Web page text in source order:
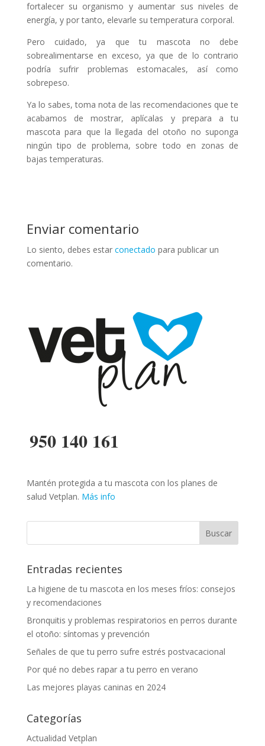
fortalecer su organismo y aumentar sus niveles de
energía, y por tanto, elevarle su temperatura corporal.
Pero cuidado, ya que tu mascota no debe
sobrealimentarse en exceso, ya que de lo contrario
podría sufrir problemas estomacales, así como
sobrepeso.
Ya lo sabes, toma nota de las recomendaciones que te
acabamos de mostrar, aplícalas y prepara a tu
mascota para que la llegada del otoño no suponga
ningún tipo de problema, sobre todo en zonas de
bajas temperaturas.
Enviar comentario
Lo siento, debes estar conectado para publicar un
comentario.
950 140 161
Mantén protegida a tu mascota con los planes de
salud Vetplan. Más info
Entradas recientes
La higiene de tu mascota en los meses fríos: consejos
y recomendaciones
Bronquitis y problemas respiratorios en perros durante
el otoño: síntomas y prevención
Señales de que tu perro sufre estrés postvacacional
Por qué no debes rapar a tu perro en verano
Las mejores playas caninas en 2024
Categorías
Actualidad Vetplan